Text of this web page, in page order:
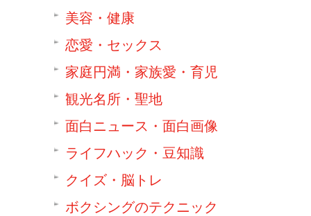
美容・健康
恋愛・セックス
家庭円満・家族愛・育児
観光名所・聖地
面白ニュース・面白画像
ライフハック・豆知識
クイズ・脳トレ
ボクシングのテクニック